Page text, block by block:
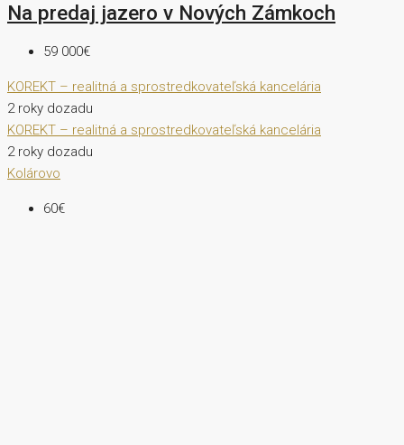
Na predaj jazero v Nových Zámkoch
59 000€
KOREKT – realitná a sprostredkovateľská kancelária
2 roky dozadu
KOREKT – realitná a sprostredkovateľská kancelária
2 roky dozadu
Kolárovo
60€